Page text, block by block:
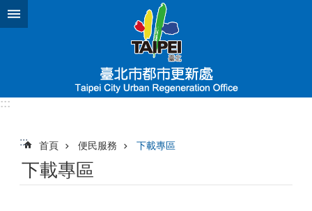
跳到主要內容區塊
:::
::: 首頁 便民服務 下載專區
下載專區